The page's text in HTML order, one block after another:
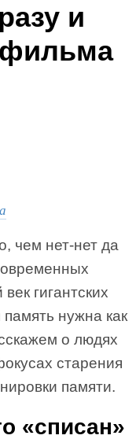
и
фильма
чем нет-нет да
гигантских
нужна как
о людях
старения
памяти.
«списан»